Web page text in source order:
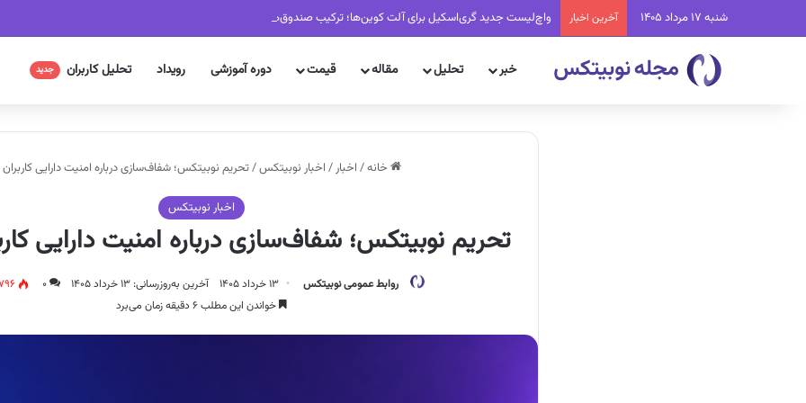
شنبه 17 مرداد 1405 آخرین اخبار واچ‌لیست جدید گری‌اسکیل برای آلت کوین‌ها؛ ترکیب صندوق‌های کریپتویی تغییر کرد
خبر تحلیل مقاله قیمت دوره آموزشی رویداد تحلیل کاربران جدید
خانه/ اخبار/ اخبار نوبیتکس/تحریم نوبیتکس؛ شفاف‌سازی درباره امنیت دارایی کاربران
اخبار نوبیتکس
تحریم نوبیتکس؛ شفاف‌سازی درباره امنیت دارایی
روابط عمومی نوبیتکس ۱۳ خرداد ۱۴۰۵ آخرین به‌روزرسانی: ۱۳ خرداد ۱۴۰۵ ۰
خواندن این مطلب ۶ دقیقه زمان می‌برد